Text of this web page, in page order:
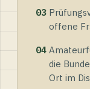
03
offene
04
die
Ort im